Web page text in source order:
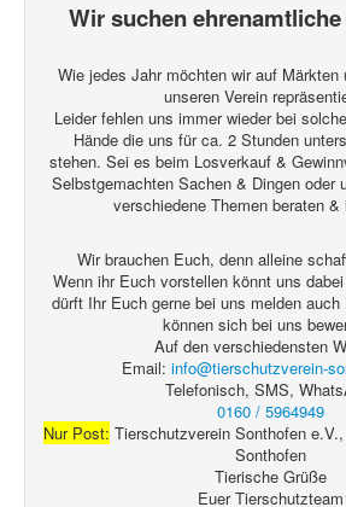
Wir suchen
Wie jedes Jahr möchten wir auf
unseren Verein
Leider fehlen uns immer wieder bei
Hände die uns für ca. 2 Stunden
stehen. Sei es beim Losverkauf &
Selbstgemachten Sachen & Dingen oder
verschiedene Themen beraten &
Wir brauchen Euch, denn alleine
Wenn ihr Euch vorstellen könnt uns
dürft Ihr Euch gerne bei uns melden
können sich bei uns
Auf den verschiedensten
Email: info@tierschutzverein-
Telefonisch, SMS,
0160 / 5964949
Nur Post: Tierschutzverein Sonthofen
Sonthofen
Tierische Grüße
Euer Tierschutzteam